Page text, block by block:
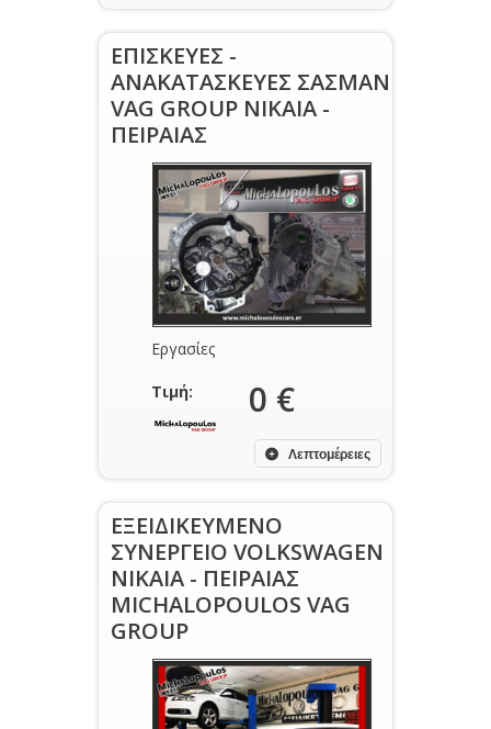
ΕΠΙΣΚΕΥΕΣ -
ΑΝΑΚΑΤΑΣΚΕΥΕΣ ΣΑΣΜΑΝ
VAG GROUP NIKAIA -
ΠΕΙΡΑΙΑΣ
Εργασίες
Τιμή: 0 €
Λεπτομέρειες
ΕΞΕΙΔΙΚΕΥΜΕΝΟ
ΣΥΝΕΡΓΕΙΟ VOLKSWAGEN
ΝΙΚΑΙΑ - ΠΕΙΡΑΙΑΣ
MICHALOPOULOS VAG
GROUP